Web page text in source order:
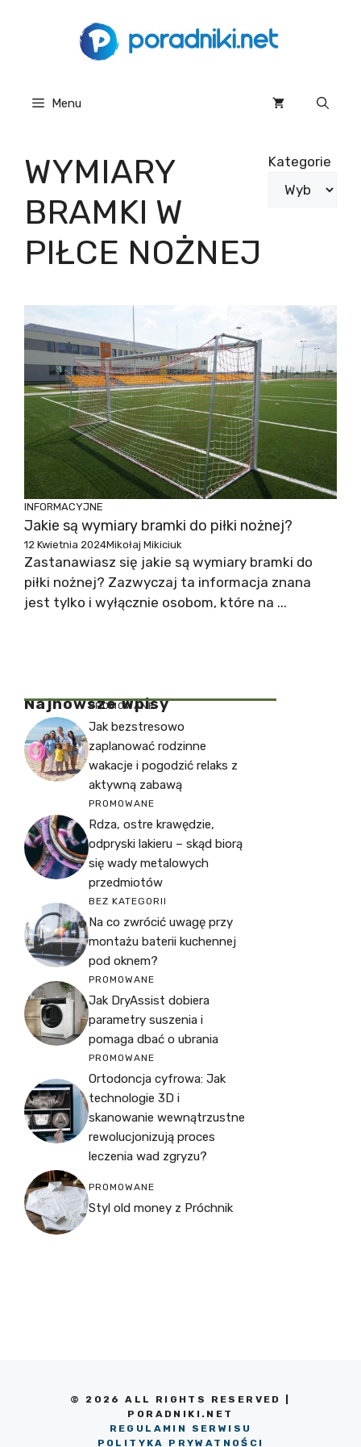
Menu
WYMIARY
BRAMKI W
PIŁCE NOŻNEJ
Kategorie
INFORMACYJNE
Jakie są wymiary bramki do piłki nożnej?
12 Kwietnia 2024Mikołaj Mikiciuk
Zastanawiasz się jakie są wymiary bramki do
piłki nożnej? Zazwyczaj ta informacja znana
jest tylko i wyłącznie osobom, które na ...
Najnowsze Wpisy
PROMOWANE
Jak bezstresowo
zaplanować rodzinne
wakacje i pogodzić relaks z
aktywną zabawą
PROMOWANE
Rdza, ostre krawędzie,
odpryski lakieru – skąd biorą
się wady metalowych
przedmiotów
BEZ KATEGORII
Na co zwrócić uwagę przy
montażu baterii kuchennej
pod oknem?
PROMOWANE
Jak DryAssist dobiera
parametry suszenia i
pomaga dbać o ubrania
PROMOWANE
Ortodoncja cyfrowa: Jak
technologie 3D i
skanowanie wewnątrzustne
rewolucjonizują proces
leczenia wad zgryzu?
PROMOWANE
Styl old money z Próchnik
© 2026 ALL RIGHTS RESERVED |
PORADNIKI.NET
REGULAMIN SERWISU
POLITYKA PRYWATNOŚCI